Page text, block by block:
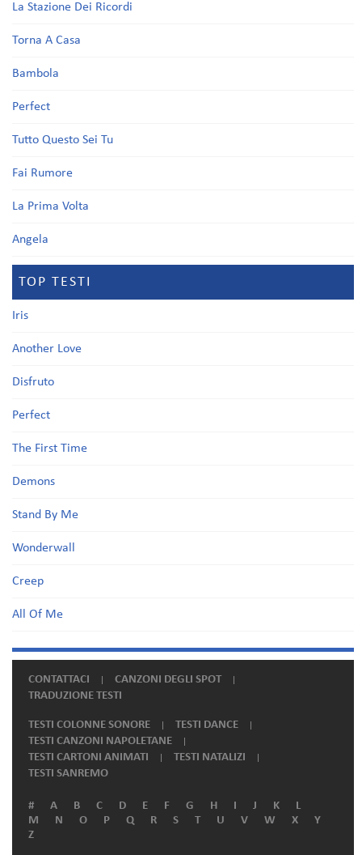
La Stazione Dei Ricordi
Torna A Casa
Bambola
Perfect
Tutto Questo Sei Tu
Fai Rumore
La Prima Volta
Angela
TOP TESTI
Iris
Another Love
Disfruto
Perfect
The First Time
Demons
Stand By Me
Wonderwall
Creep
All Of Me
CONTATTACI
CANZONI DEGLI SPOT
TRADUZIONE TESTI
TESTI COLONNE SONORE
TESTI DANCE
TESTI CANZONI NAPOLETANE
TESTI CARTONI ANIMATI
TESTI NATALIZI
TESTI SANREMO
# A B C D E F G H I J K
L
M
N O P Q R S T U V W X
Y
Z